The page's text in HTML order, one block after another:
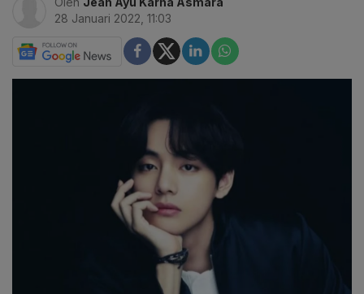
28 Januari 2022, 11:03